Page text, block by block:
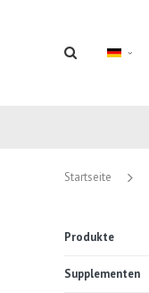
Startseite
Produkte
Supplementen